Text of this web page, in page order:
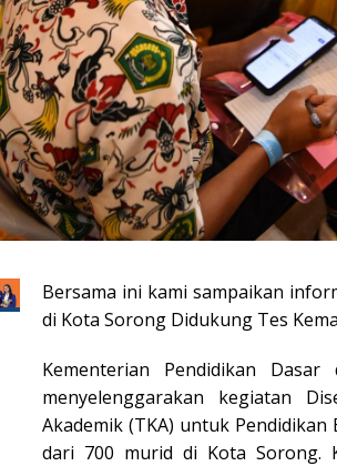
Bersama ini kami sampaikan
di Kota Sorong Didukung Tes
Kementerian Pendidikan Dasar
menyelenggarakan kegiatan
Akademik (TKA) untuk
dari 700 murid di Kota Sorong.